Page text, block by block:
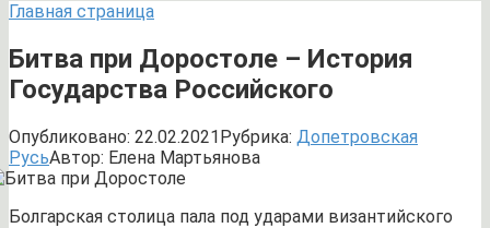
Главная страница
Битва при Доростоле – История
Государства Российского
Опубликовано: 22.02.2021Рубрика: Допетровская
РусьАвтор: Елена Мартьянова
Болгарская столица пала под ударами византийского